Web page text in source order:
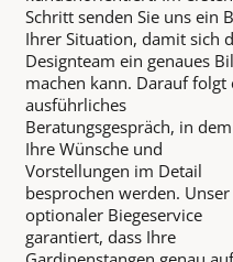
Schritt senden Sie uns ein
Ihrer Situation, damit sich
Designteam ein genaues
machen kann. Darauf folgt
ausführliches
Beratungsgespräch, in
Ihre Wünsche und
Vorstellungen im Detail
besprochen werden. Unser
optionaler Biegeservice
garantiert, dass Ihre